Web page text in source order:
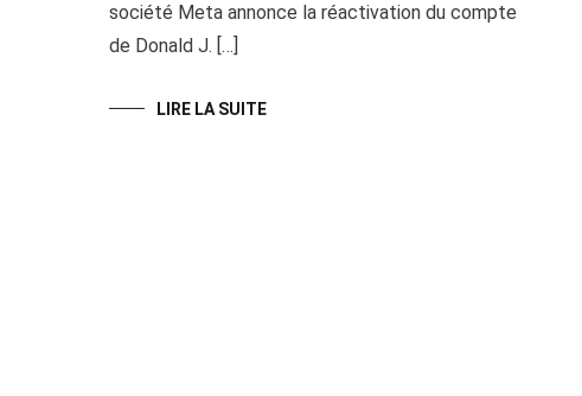
société Meta annonce la réactivation du compte
de Donald J. […]
LIRE LA SUITE